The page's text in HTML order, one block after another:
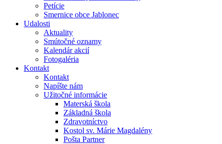
Petície
Smernice obce Jablonec
Udalosti
Aktuality
Smútočné oznamy
Kalendár akcií
Fotogaléria
Kontakt
Kontakt
Napíšte nám
Užitočné informácie
Materská škola
Základná škola
Zdravotníctvo
Kostol sv. Márie Magdalény
Pošta Partner